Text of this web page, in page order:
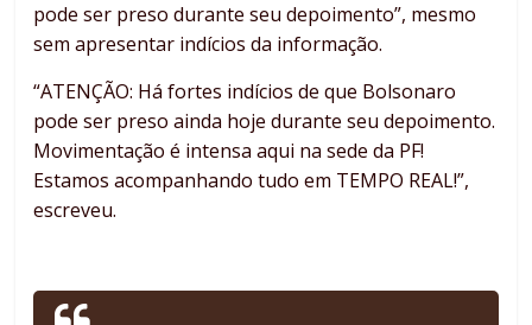
pode ser preso durante seu depoimento”, mesmo
sem apresentar indícios da informação.
“ATENÇÃO: Há fortes indícios de que Bolsonaro
pode ser preso ainda hoje durante seu depoimento.
Movimentação é intensa aqui na sede da PF!
Estamos acompanhando tudo em TEMPO REAL!”,
escreveu.